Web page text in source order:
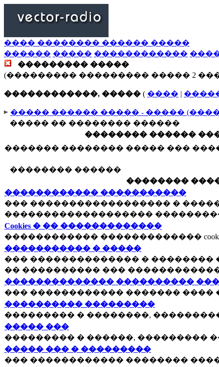
���� �������� ������ �����
������ ����� ������������
��������� �����
(��������� ��������� ����� 2
������������, ����� ( ���� |
����� ������ ����� - �����
����� �� �������� ������
�������� ������
������� �������� ����� ���
�������� ������
��������
������������ �����������
��� ������������������ �
�������������������
Cookies � �� �������������
������������ �������������
����������� � �����
��� �������������� � ��������
�� ���������� ���
�������������� ����������
��� ������������ ������� ����
���������� ���������
��������� � ��������,
����� ���
��������� � ������, ���������
����� ��� � ���������
��� ������������ ��������